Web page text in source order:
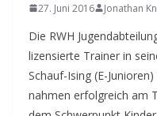
27. Juni 2016 Jonathan
Die RWH
lizensierte Trainer in
Schauf-Ising (E-
nahmen erfolgreich am